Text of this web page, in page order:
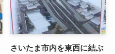
さいたま市内を東西に結ぶ